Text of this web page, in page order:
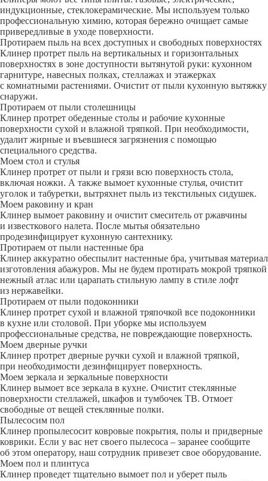
индукционные, стеклокерамические. Мы используем только
профессиональную химию, которая бережно очищает самые
привередливые в уходе поверхности.
Протираем пыль на всех доступных и свободных поверхностях
Клинер протрет пыль на вертикальных и горизонтальных
поверхностях в зоне доступности вытянутой руки: кухонном
гарнитуре, навесных полках, стеллажах и этажерках
с комнатными растениями. Очистит от пыли кухонную вытяжку
снаружи.
Протираем от пыли столешницы
Клинер протрет обеденные столы и рабочие кухонные
поверхности сухой и влажной тряпкой. При необходимости,
удалит жирные и въевшиеся загрязнения с помощью
специального средства.
Моем стол и стулья
Клинер протрет от пыли и грязи всю поверхность стола,
включая ножки. А также вымоет кухонные стулья, очистит
уголок и табуретки, вытряхнет пыль из текстильных сидушек.
Моем раковину и кран
Клинер вымоет раковину и очистит смеситель от ржавчины
и известкового налета. После мытья обязательно
продезинфицирует кухонную сантехнику.
Протираем от пыли настенные бра
Клинер аккуратно обеспылит настенные бра, учитывая материал
изготовления абажуров. Мы не будем протирать мокрой тряпкой
нежный атлас или царапать стильную лампу в стиле лофт
из нержавейки.
Протираем от пыли подоконники
Клинер протрет сухой и влажной тряпочкой все подоконники
в кухне или столовой. При уборке мы используем
профессиональные средства, не повреждающие поверхность.
Моем дверные ручки
Клинер протрет дверные ручки сухой и влажной тряпкой,
при необходимости дезинфицирует поверхность.
Моем зеркала и зеркальные поверхности
Клинер вымоет все зеркала в кухне. Очистит стеклянные
поверхности стеллажей, шкафов и тумбочек ТВ. Отмоет
свободные от вещей стеклянные полки.
Пылесосим пол
Клинер пропылесосит ковровые покрытия, полы и придверные
коврики. Если у вас нет своего пылесоса – заранее сообщите
об этом оператору, наш сотрудник привезет свое оборудование.
Моем пол и плинтуса
Клинер проведет тщательно вымоет пол и уберет пыль